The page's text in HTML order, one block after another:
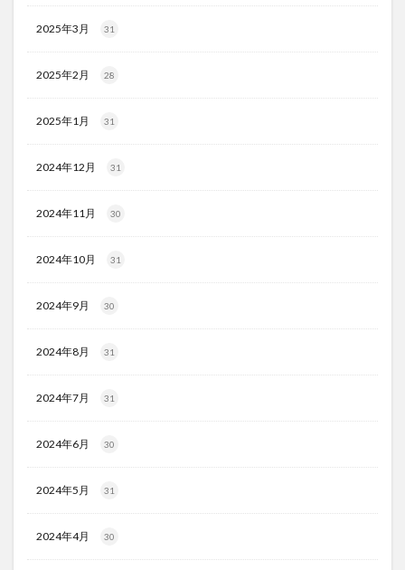
2025年3月 31
2025年2月 28
2025年1月 31
2024年12月 31
2024年11月 30
2024年10月 31
2024年9月 30
2024年8月 31
2024年7月 31
2024年6月 30
2024年5月 31
2024年4月 30